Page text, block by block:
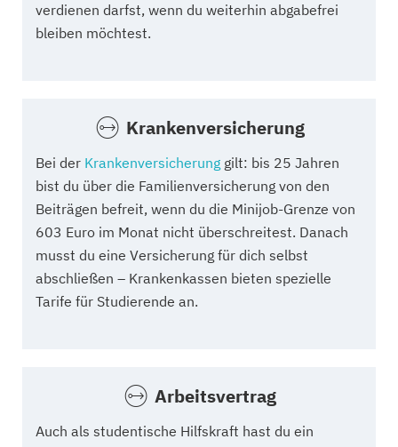
verdienen darfst, wenn du weiterhin abgabefrei
bleiben möchtest.
Krankenversicherung
Bei der Krankenversicherung gilt: bis 25 Jahren
bist du über die Familienversicherung von den
Beiträgen befreit, wenn du die Minijob-Grenze von
603 Euro im Monat nicht überschreitest. Danach
musst du eine Versicherung für dich selbst
abschließen – Krankenkassen bieten spezielle
Tarife für Studierende an.
Arbeitsvertrag
Auch als studentische Hilfskraft hast du ein